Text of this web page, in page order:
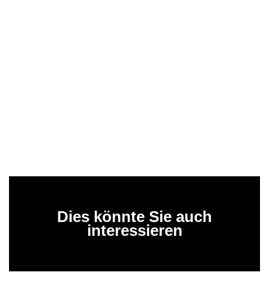
Dies könnte Sie auch
interessieren